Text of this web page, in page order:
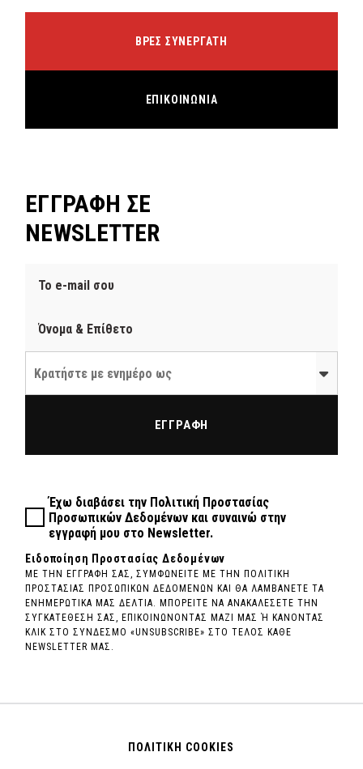
ΒΡΕΣ ΣΥΝΕΡΓΑΤΗ
ΕΠΙΚΟΙΝΩΝΙΑ
ΕΓΓΡΑΦΗ ΣΕ
NEWSLETTER
Κρατήστε με ενημέρο ως
Έχω διαβάσει την Πολιτική Προστασίας
Προσωπικών Δεδομένων και συναινώ στην
εγγραφή μου στο Newsletter.
ΕΓΓΡΑΦΗ
Ειδοποίηση Προστασίας Δεδομένων
ΜΕ ΤΗΝ ΕΓΓΡΑΦΗ ΣΑΣ, ΣΥΜΦΩΝΕΙΤΕ ΜΕ ΤΗΝ ΠΟΛΙΤΙΚΗ
ΠΡΟΣΤΑΣΙΑΣ ΠΡΟΣΩΠΙΚΩΝ ΔΕΔΟΜΕΝΩΝ ΚΑΙ ΘΑ ΛΑΜΒΑΝΕΤΕ ΤΑ
ΕΝΗΜΕΡΩΤΙΚΑ ΜΑΣ ΔΕΛΤΙΑ. ΜΠΟΡΕΙΤΕ ΝΑ ΑΝΑΚΑΛΕΣΕΤΕ ΤΗΝ
ΣΥΓΚΑΤΕΘΕΣΗ ΣΑΣ, ΕΠΙΚΟΙΝΩΝΟΝΤΑΣ ΜΑΖΙ ΜΑΣ Ή ΚΑΝΟΝΤΑΣ
ΚΛΙΚ ΣΤΟ ΣΥΝΔΕΣΜΟ «UNSUBSCRIBE» ΣΤΟ ΤΕΛΟΣ ΚΑΘΕ
NEWSLETTER ΜΑΣ.
ΠΟΛΙΤΙΚΗ COOKIES